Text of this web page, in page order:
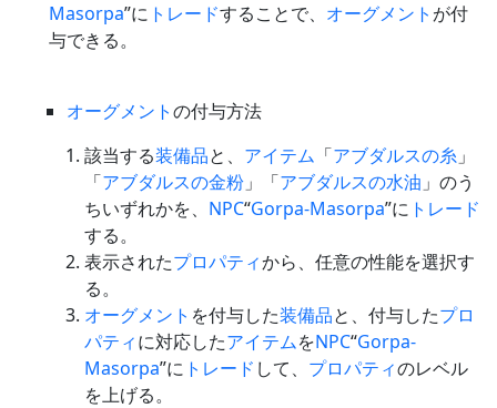
Masorpa”に トレードすることで、 オーグメント が付
与できる。
オーグメントの付与方法
該当する装備品と、 アイテム 「アブダルスの糸 」
「アブダルスの金粉 」「アブダルスの水油 」のう
ちいずれかを、 NPC“Gorpa-Masorpa”に トレード
する。
表示されたプロパティから、任意の性能を選択す
る。
オーグメント を付与した装備品と、付与したプロ
パティに対応したアイテムをNPC“Gorpa-
Masorpa”に トレード して、 プロパティのレベル
を上げる。